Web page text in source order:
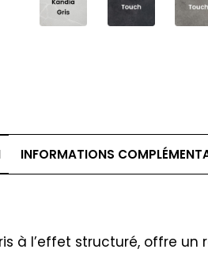
INFORMATIONS
à l’effet structuré, offre